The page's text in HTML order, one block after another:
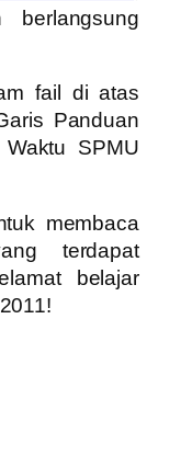
berlangsung
fail di atas
Panduan
SPMU
membaca
terdapat
belajar